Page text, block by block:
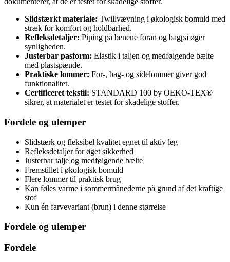
Slidstærkt materiale: Twillvævning i økologisk bomuld med
stræk for komfort og holdbarhed.
Refleksdetaljer: Piping på benene foran og bagpå øger
synligheden.
Justerbar pasform: Elastik i taljen og medfølgende bælte
med plastspænde.
Praktiske lommer: For-, bag- og sidelommer giver god
funktionalitet.
Certificeret tekstil: STANDARD 100 by OEKO-TEX®
sikrer, at materialet er testet for skadelige stoffer.
Fordele og ulemper
Slidstærk og fleksibel kvalitet egnet til aktiv leg
Refleksdetaljer for øget sikkerhed
Justerbar talje og medfølgende bælte
Fremstillet i økologisk bomuld
Flere lommer til praktisk brug
Kan føles varme i sommermånederne på grund af det kraftige
stof
Kun én farvevariant (brun) i denne størrelse
Fordele og ulemper
Fordele